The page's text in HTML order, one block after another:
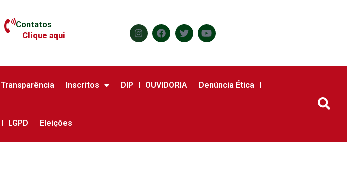
Contatos
Clique aqui
Transparência Inscritos DIP OUVIDORIA Denúncia Ética
LGPD Eleições